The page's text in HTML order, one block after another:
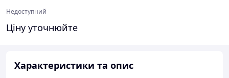
Недоступний
Ціну уточнюйте
Характеристики та опис